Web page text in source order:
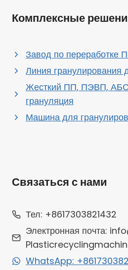
Комплексные
Завод по переработке
Линия
Жесткий ПП, ПЭВП,
грануляция
Машина для
Связаться с нами
Тел: +8617303821432
Электронная почта:
WhatsApp: